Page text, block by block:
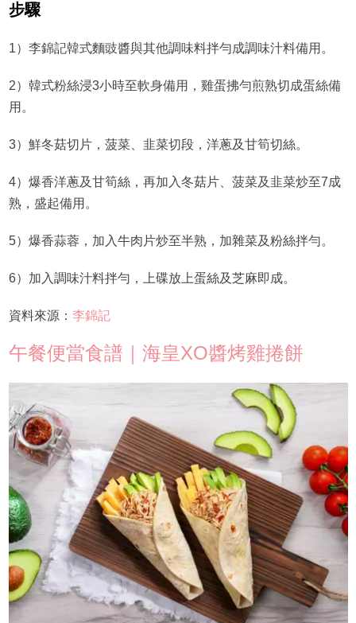
步驟
1）李錦記韓式麵豉醬與其他調味料拌勻成調味汁料備用。
2）韓式粉絲浸3小時至軟身備用，雞蛋拂勻煎熟切成蛋絲備
用。
3）鮮冬菇切片，菠菜、韭菜切段，洋蔥及甘筍切絲。
4）爆香洋蔥及甘筍絲，再加入冬菇片、菠菜及韭菜炒至7成
熟，盛起備用。
5）爆香蒜蓉，加入牛肉片炒至半熟，加雜菜及粉絲拌勻。
6）加入調味汁料拌勻，上碟放上蛋絲及芝麻即成。
資料來源： 李錦記
午餐便當食譜｜海皇XO醬烤雞捲餅